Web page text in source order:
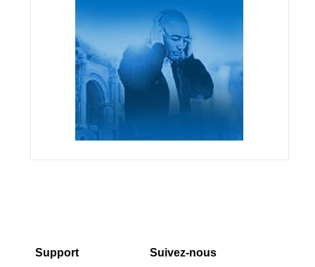
Support
Suivez-nous